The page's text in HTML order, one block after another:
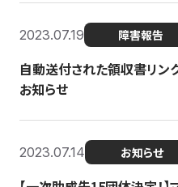
2023.07.19 障害報告
自動送付された領収書リン
お知らせ
2023.07.14 お知らせ